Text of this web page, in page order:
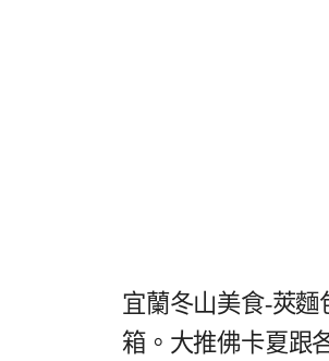
宜蘭冬山美食-莢
箱。大推佛卡夏跟